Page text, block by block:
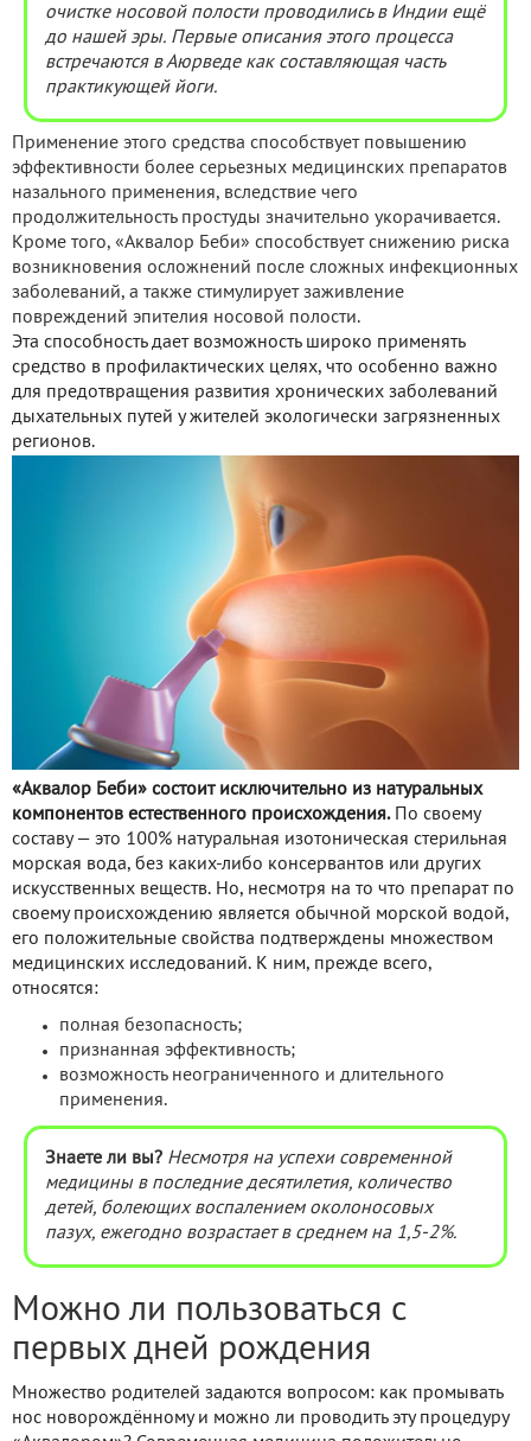
очистке носовой полости проводились в Индии ещё
до нашей эры. Первые описания этого процесса
встречаются в Аюрведе как составляющая часть
практикующей йоги.
Применение этого средства способствует повышению
эффективности более серьезных медицинских препаратов
назального применения, вследствие чего
продолжительность простуды значительно укорачивается.
Кроме того, «Аквалор Беби» способствует снижению риска
возникновения осложнений после сложных инфекционных
заболеваний, а также стимулирует заживление
повреждений эпителия носовой полости.
Эта способность дает возможность широко применять
средство в профилактических целях, что особенно важно
для предотвращения развития хронических заболеваний
дыхательных путей у жителей экологически загрязненных
регионов.
«Аквалор Беби» состоит исключительно из натуральных
компонентов естественного происхождения.
По своему
составу — это 100% натуральная изотоническая стерильная
морская вода, без каких-либо консервантов или других
искусственных веществ. Но, несмотря на то что препарат по
своему происхождению является обычной морской водой,
его положительные свойства подтверждены множеством
медицинских исследований. К ним, прежде всего,
относятся:
полная безопасность;
признанная эффективность;
возможность неограниченного и длительного
применения.
Знаете ли вы? Несмотря на успехи современной
медицины в последние десятилетия, количество
детей, болеющих воспалением околоносовых
пазух, ежегодно возрастает в среднем на 1,5-2%.
Можно ли пользоваться с
первых дней рождения
Множество родителей задаются вопросом: как промывать
нос новорождённому и можно ли проводить эту процедуру